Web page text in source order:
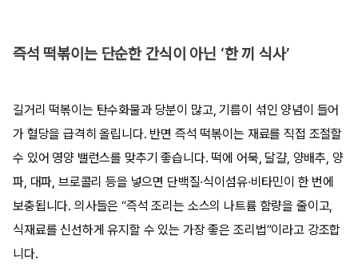
즉석 떡볶이는 단순한 간식이 아닌 ‘한 끼 식사’
길거리 떡볶이는 탄수화물과 당분이 많고, 기름이 섞인 양념이 들어
가 혈당을 급격히 올립니다. 반면 즉석 떡볶이는 재료를 직접 조절할
수 있어 영양 밸런스를 맞추기 좋습니다. 떡에 어묵, 달걀, 양배추, 양
파, 대파, 브로콜리 등을 넣으면 단백질·식이섬유·비타민이 한 번에
보충됩니다. 의사들은 “즉석 조리는 소스의 나트륨 함량을 줄이고,
식재료를 신선하게 유지할 수 있는 가장 좋은 조리법”이라고 강조합
니다.